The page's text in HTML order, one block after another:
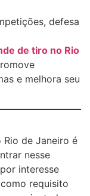
defesa
de tiro no Rio
e melhora seu
de Janeiro é
nesse
interesse
requisito